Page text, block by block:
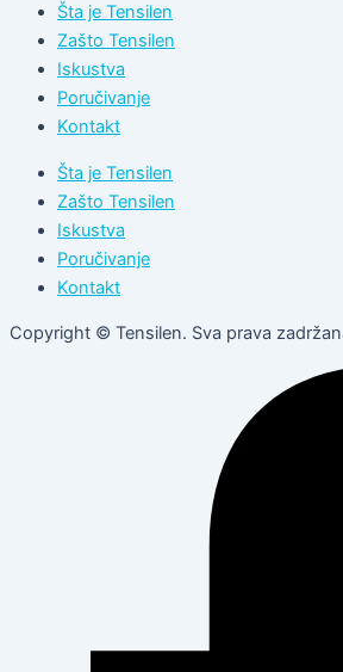
Šta je Tensilen
Zašto Tensilen
Iskustva
Poručivanje
Kontakt
Šta je Tensilen
Zašto Tensilen
Iskustva
Poručivanje
Kontakt
Copyright © Tensilen. Sva prava